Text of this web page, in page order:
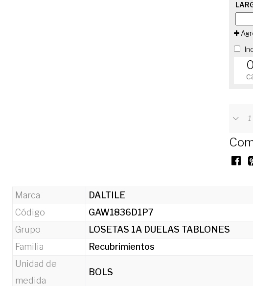
0
Marca
DALTILE
Código
GAW1836D1P7
Grupo
LOSETAS 1A DUELAS TABLONES
Familia
Recubrimientos
Unidad de
medida
BOLS